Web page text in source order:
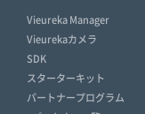
Vieureka Manager
Vieurekaカメラ
SDK
スターターキット
パートナープログラム